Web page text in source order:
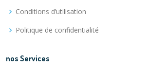
Conditions d’utilisation
Politique de confidentialité
nos Services